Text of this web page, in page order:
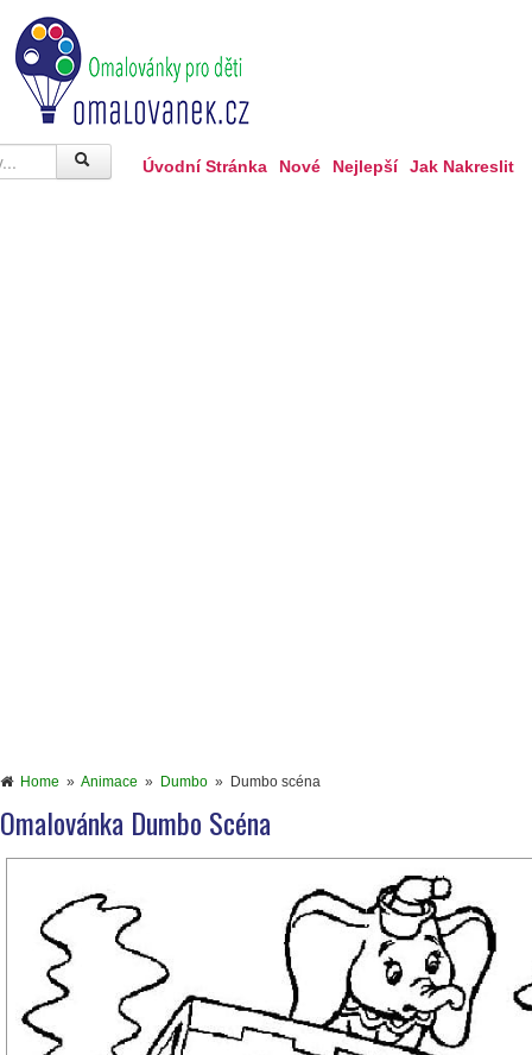
Úvodní Stránka Nové Nejlepší Jak Nakreslit
Home » Animace » Dumbo » Dumbo scéna
Omalovánka Dumbo Scéna